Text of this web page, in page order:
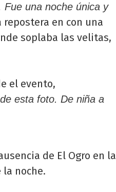
una noche única y
repostera en con una
soplaba las velitas,
el evento,
esta foto. De niña a
de El Ogro en la
noche.